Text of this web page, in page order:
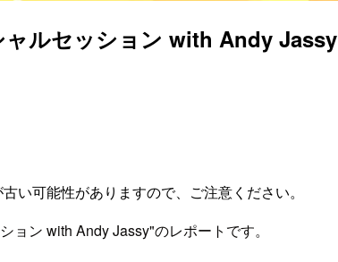
ルセッション with Andy Jassy
い可能性がありますので、ご注意ください。
ョン with Andy Jassy"のレポートです。